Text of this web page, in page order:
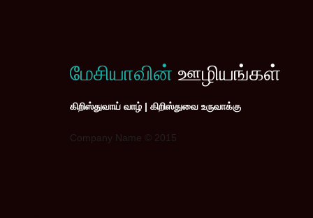
மேசியாவின் ஊழியங்கள்
கிறிஸ்துவாய் வாழ் | கிறிஸ்துவை உருவாக்கு
Company Name © 2015